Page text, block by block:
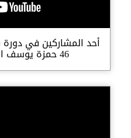
أحد المشاركين في
46 حمزة يوسف الغاوي من البحرين